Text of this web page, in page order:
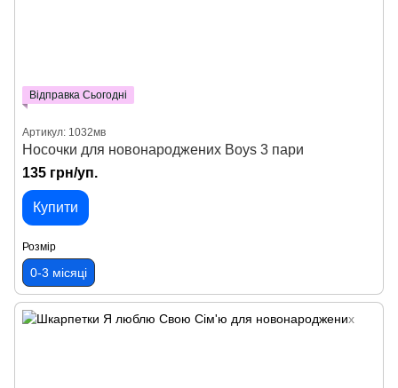
Відправка Сьогодні
Артикул: 1032мв
Носочки для новонароджених Boys 3 пари
135 грн/уп.
Купити
Розмір
0-3 місяці